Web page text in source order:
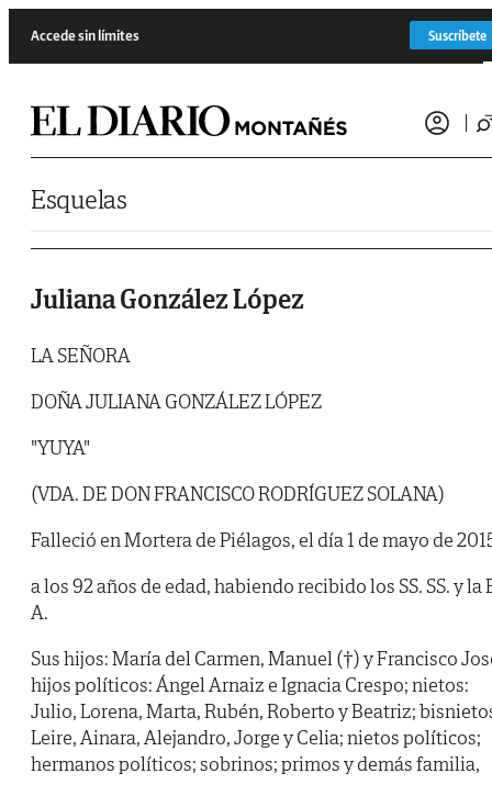
Accede sin límites Suscríbete
Esquelas
Juliana González López
LA SEÑORA
DOÑA JULIANA GONZÁLEZ LÓPEZ
"YUYA"
(VDA. DE DON FRANCISCO RODRÍGUEZ SOLANA)
Falleció en Mortera de Piélagos, el día 1 de mayo de
a los 92 años de edad, habiendo recibido los SS. SS. y la
A.
Sus hijos: María del Carmen, Manuel (†) y Francisco
hijos políticos: Ángel Arnaiz e Ignacia Crespo; nietos:
Julio, Lorena, Marta, Rubén, Roberto y Beatriz;
Leire, Ainara, Alejandro, Jorge y Celia; nietos políticos;
hermanos políticos; sobrinos; primos y demás familia,